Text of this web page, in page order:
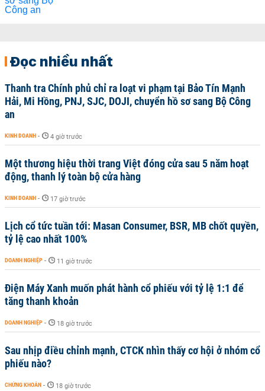
Đọc nhiều nhất
Thanh tra Chính phủ chỉ ra loạt vi phạm tại Bảo Tín Mạnh
Hải, Mi Hồng, PNJ, SJC, DOJI, chuyển hồ sơ sang Bộ Công
an
KINH DOANH - 4 giờ trước
Một thương hiệu thời trang Việt đóng cửa sau 5 năm hoạt
động, thanh lý toàn bộ cửa hàng
KINH DOANH - 17 giờ trước
Lịch cổ tức tuần tới: Masan Consumer, BSR, MB chốt quyền,
tỷ lệ cao nhất 100%
DOANH NGHIỆP - 11 giờ trước
Điện Máy Xanh muốn phát hành cổ phiếu với tỷ lệ 1:1 để
tăng thanh khoản
DOANH NGHIỆP - 18 giờ trước
Sau nhịp điều chỉnh mạnh, CTCK nhìn thấy cơ hội ở nhóm cổ
phiếu nào?
CHỨNG KHOÁN - 18 giờ trước